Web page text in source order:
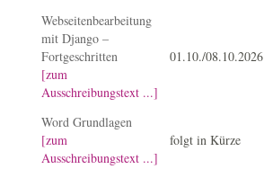
Webseitenbearbeitung
mit Django –
Fortgeschritten
[zum
Ausschreibungstext ...]
01.10./08.10.2026
Word Grundlagen
[zum
Ausschreibungstext ...]
folgt in Kürze